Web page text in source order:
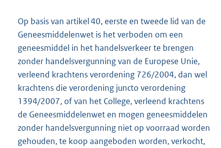
Op basis van artikel 40, eerste en tweede lid van de
Geneesmiddelenwet is het verboden om een
geneesmiddel in het handelsverkeer te brengen
zonder handelsvergunning van de Europese Unie,
verleend krachtens verordening 726/2004, dan wel
krachtens die verordening juncto verordening
1394/2007, of van het College, verleend krachtens
de Geneesmiddelenwet en mogen geneesmiddelen
zonder handelsvergunning niet op voorraad worden
gehouden, te koop aangeboden worden, verkocht,